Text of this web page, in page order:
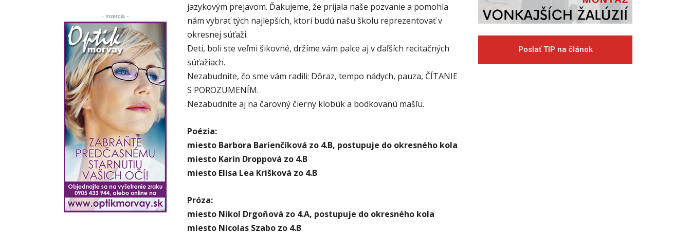
- Inzercia -
jazykovým prejavom. Ďakujeme, že prijala naše pozvanie a pomohla
nám vybrať tých najlepších, ktorí budú našu školu reprezentovať v
okresnej súťaži.
Deti, boli ste veľmi šikovné, držíme vám palce aj v ďaľších recitačných
súťažiach.
Nezabudnite, čo sme vám radili: Dôraz, tempo nádych, pauza, ČÍTANIE
S POROZUMENÍM.
Nezabudnite aj na čarovný čierny klobúk a bodkovanú mašľu.
Poézia:
miesto Barbora Barienčíková zo 4.B, postupuje do okresného kola
miesto Karin Droppová zo 4.B
miesto Elisa Lea Krišková zo 4.B
Próza:
miesto Nikol Drgoňová zo 4.A, postupuje do okresného kola
miesto Nicolas Szabo zo 4.B
Poslať TIP na článok